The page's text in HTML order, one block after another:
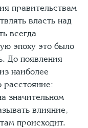
правительствам
власть над
всегда
эпоху это было
До появления
наиболее
значительном
влияние,
происходит.